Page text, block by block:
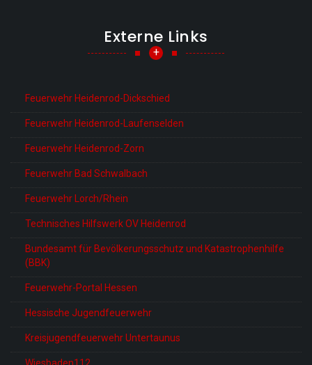
Externe Links
+
Feuerwehr Heidenrod-Dickschied
Feuerwehr Heidenrod-Laufenselden
Feuerwehr Heidenrod-Zorn
Feuerwehr Bad Schwalbach
Feuerwehr Lorch/Rhein
Technisches Hilfswerk OV Heidenrod
Bundesamt für Bevölkerungsschutz und Katastrophenhilfe
(BBK)
Feuerwehr-Portal Hessen
Hessische Jugendfeuerwehr
Kreisjugendfeuerwehr Untertaunus